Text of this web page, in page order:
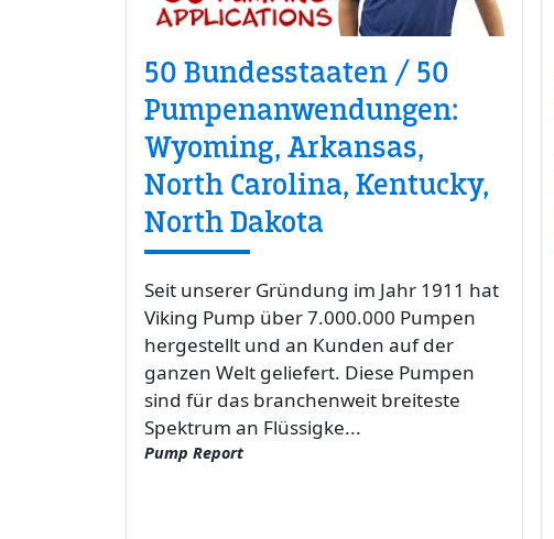
50 Bundesstaaten / 50
Pumpenanwendungen:
Wyoming, Arkansas,
North Carolina, Kentucky,
North Dakota
Seit unserer Gründung im Jahr 1911 hat
Viking Pump über 7.000.000 Pumpen
hergestellt und an Kunden auf der
ganzen Welt geliefert. Diese Pumpen
sind für das branchenweit breiteste
Spektrum an Flüssigke...
Pump Report